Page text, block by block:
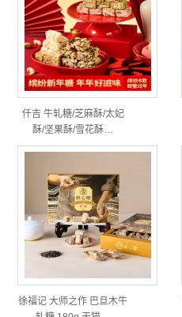
仟吉 牛轧糖/芝麻酥/太妃
酥/坚果酥/雪花酥…
徐福记 大师之作 巴旦木牛